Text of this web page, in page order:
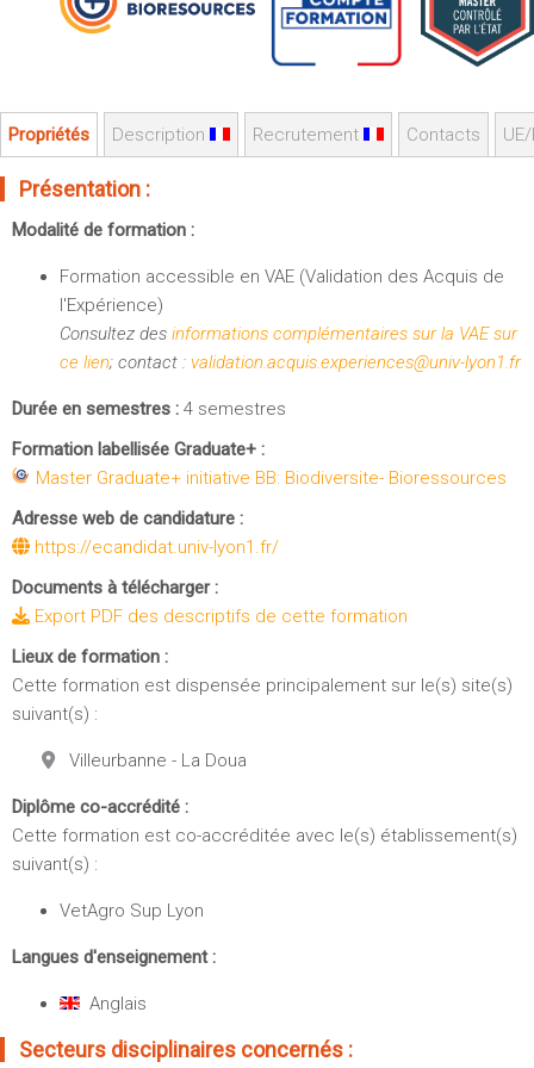
Sportives)
GEP (Génie Electrique des Procédés - Département composante)
Mécanique (Département composante)
Fermer
Plan et accès
Moodle
Emploi du temps
Portefeuille d'Expériences et
de Compétences
Fermer
Propriétés Description Recrutement Contacts
Présentation :
Modalité de formation :
Formation accessible en VAE (Validation des Acquis de
l'Expérience)
Consultez des informations complémentaires sur la VAE sur
ce lien; contact : validation.acquis.experiences@univ-lyon1.fr
Durée en semestres : 4 semestres
Formation labellisée Graduate+ :
Master Graduate+ initiative BB: Biodiversite- Bioressources
Adresse web de candidature :
https://ecandidat.univ-lyon1.fr/
Documents à télécharger :
Export PDF des descriptifs de cette formation
Lieux de formation :
Cette formation est dispensée principalement sur le(s) site(s)
suivant(s) :
Villeurbanne - La Doua
Diplôme co-accrédité :
Cette formation est co-accréditée avec le(s) établissement(s)
suivant(s) :
VetAgro Sup Lyon
Langues d'enseignement :
Anglais
Secteurs disciplinaires concernés :